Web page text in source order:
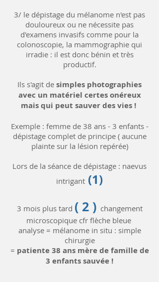
3/ le dépistage du mélanome n'est pas
douloureux ou ne nécessite pas
d'examens invasifs comme pour la
colonoscopie, la mammographie qui
irradie : il est donc bénin et très
productif.
Ils s'agit de simples photographies
avec un matériel certes onéreux
mais qui peut sauver des vies !
Exemple : femme de 38 ans - 3 enfants -
dépistage complet de principe ( aucune
plainte sur la lésion repérée)
Lors de la séance de dépistage : naevus
intrigant (1)
3 mois plus tard ( 2 )changement
microscopique cfr flèche bleue
analyse = mélanome in situ : simple
chirurgie
= patiente 38 ans mère de famille de
3 enfants sauvée !